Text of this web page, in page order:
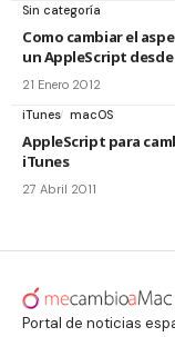
Sin categoría
Como cambiar el
un AppleScript
21 Enero 2012
iTunes macOS
AppleScript para
iTunes
27 Abril 2011
Portal de noticias